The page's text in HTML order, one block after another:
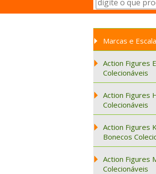
Marcas e
Action Figures
Colecionáveis
Action Figures
Colecionáveis
Action Figures
Bonecos
Action Figures
Colecionáveis